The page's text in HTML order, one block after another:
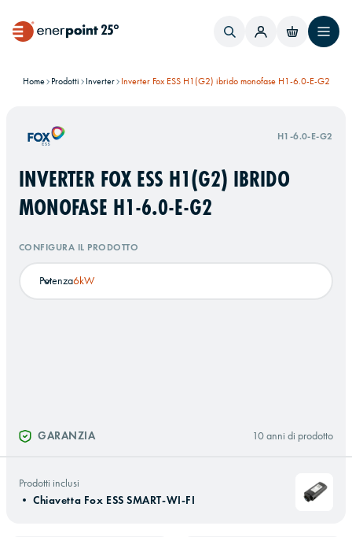
Home Prodotti Inverter Inverter Fox ESS H1(G2) ibrido monofase H1-6.0-E-G2
H1-6.0-E-G2
INVERTER FOX ESS H1(G2) IBRIDO
MONOFASE H1-6.0-E-G2
CONFIGURA IL PRODOTTO
Potenza6kW
GARANZIA 10 anni di prodotto
Prodotti inclusi
•Chiavetta Fox ESS SMART-WI-FI